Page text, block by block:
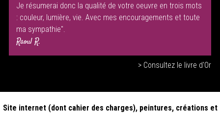
Je résumerai donc la qualité de votre oeuvre en trois mots
: couleur, lumière, vie. Avec mes encouragements et toute
ma sympathie".
Raoul R.
> Consultez le livre d'Or
Site internet (dont cahier des charges), peintures, créations et